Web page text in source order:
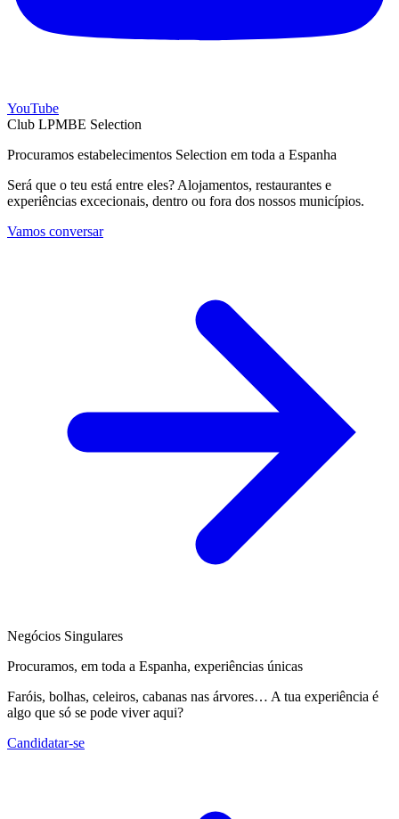
YouTube
Club LPMBE Selection
Procuramos estabelecimentos Selection em toda a Espanha
Será que o teu está entre eles? Alojamentos, restaurantes e
experiências excecionais, dentro ou fora dos nossos municípios.
Vamos conversar
Negócios Singulares
Procuramos, em toda a Espanha, experiências únicas
Faróis, bolhas, celeiros, cabanas nas árvores… A tua experiência é
algo que só se pode viver aqui?
Candidatar-se